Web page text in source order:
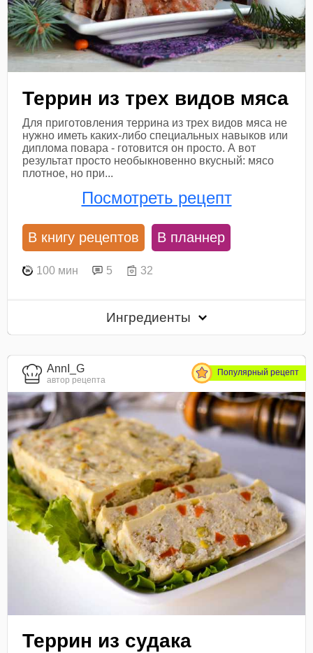
Террин из трех видов мяса
Для приготовления террина из трех видов мяса не
нужно иметь каких-либо специальных навыков или
диплома повара - готовится он просто. А вот
результат просто необыкновенно вкусный: мясо
плотное, но при...
Посмотреть рецепт
В книгу рецептов В планнер
100 мин 5 32
Ингредиенты
AnnI_G
автор рецепта
Популярный рецепт
Террин из судака